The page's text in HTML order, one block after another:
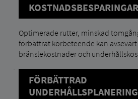
KOSTNADSBESPARINGAR
Optimerade rutter, minskad
förbättrat körbeteende kan
bränslekostnader och
FÖRBÄTTRAD
UNDERHÅLLSPLANERING